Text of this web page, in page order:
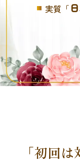
実質「
「初回